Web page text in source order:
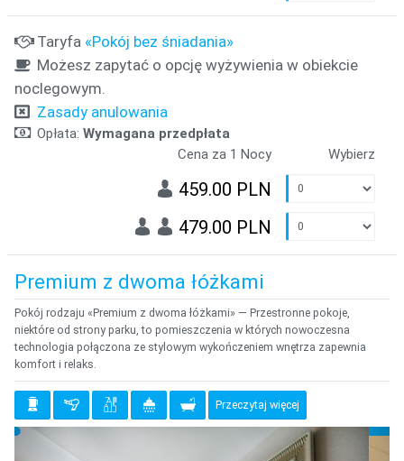
Taryfa «Pokój bez śniadania»
Możesz zapytać o opcję wyżywienia w obiekcie
noclegowym.
Zasady anulowania
Opłata: Wymagana przedpłata
Cena za 1 Nocy
Wybierz
459.00 PLN
479.00 PLN
Premium z dwoma łóżkami
Pokój rodzaju «Premium z dwoma łóżkami» — Przestronne pokoje,
niektóre od strony parku, to pomieszczenia w których nowoczesna
technologia połączona ze stylowym wykończeniem wnętrza zapewnia
komfort i relaks.
Przeczytaj więcej